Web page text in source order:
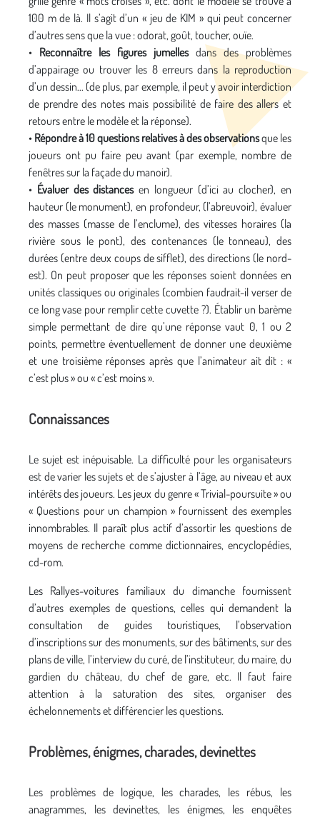
100 m de là. Il s’agit d’un « jeu de KIM » qui peut concerner
d’autres sens que la vue : odorat, goût, toucher, ouïe.
• Reconnaître les figures jumellesdans des problèmes
d’appairage ou trouver les 8 erreurs dans la reproduction
d’un dessin... (de plus, par exemple, il peut y avoir interdiction
de prendre des notes mais possibilité de faire des allers et
retours entre le modèle et la réponse).
• Répondre à 10 questions relatives à des observationsque les
joueurs ont pu faire peu avant (par exemple, nombre de
fenêtres sur la façade du manoir).
• Évaluer des distancesen longueur (d’ici au clocher), en
hauteur (le monument), en profondeur, (l’abreuvoir), évaluer
des masses (masse de l’enclume), des vitesses horaires (la
rivière sous le pont), des contenances (le tonneau), des
durées (entre deux coups de sifflet), des directions (le nord-
est). On peut proposer que les réponses soient données en
unités classiques ou originales (combien faudrait-il verser de
ce long vase pour remplir cette cuvette ?). Établir un barème
simple permettant de dire qu’une réponse vaut 0, 1 ou 2
points, permettre éventuellement de donner une deuxième
et une troisième réponses après que l’animateur ait dit : «
c’est plus » ou « c’est moins ».
Connaissances
Le sujet est inépuisable. La difficulté pour les organisateurs
est de varier les sujets et de s’ajuster à l’âge, au niveau et aux
intérêts des joueurs. Les jeux du genre « Trivial-poursuite » ou
« Questions pour un champion » fournissent des exemples
innombrables. Il paraît plus actif d’assortir les questions de
moyens de recherche comme dictionnaires, encyclopédies,
cd-rom.
Les Rallyes-voitures familiaux du dimanche fournissent
d’autres exemples de questions, celles qui demandent la
consultation de guides touristiques, l’observation
d’inscriptions sur des monuments, sur des bâtiments, sur des
plans de ville, l’interview du curé, de l’instituteur, du maire, du
gardien du château, du chef de gare, etc. Il faut faire
attention à la saturation des sites, organiser des
échelonnements et différencier les questions.
Problèmes, énigmes, charades, devinettes
Les problèmes de logique, les charades, les rébus, les
anagrammes, les devinettes, les énigmes, les enquêtes